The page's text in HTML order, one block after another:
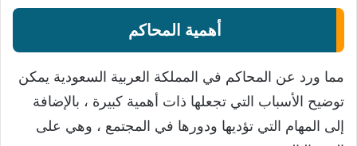
أهمية المحاكم
مما ورد عن المحاكم في المملكة العربية السعودية يمكن
توضيح الأسباب التي تجعلها ذات أهمية كبيرة ، بالإضافة
إلى المهام التي تؤديها ودورها في المجتمع ، وهي على